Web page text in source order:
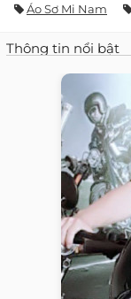
Áo Sơ Mi Nam
Thông tin nổi bật